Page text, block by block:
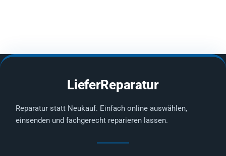
LieferReparatur
Reparatur statt Neukauf. Einfach online auswählen,
einsenden und fachgerecht reparieren lassen.